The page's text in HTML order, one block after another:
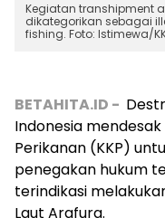
Kegiatan transhipment
dikategorikan sebagai
fishing. Foto: Istimewa/
BETAHITA.ID -
Indonesia
Perikanan (KKP)
penegakan hukum
terindikasi
Laut Arafura.